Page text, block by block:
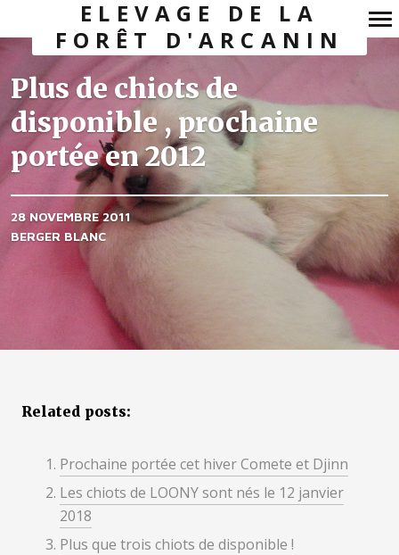
Navigation
principale
ELEVAGE DE LA
FORÊT D'ARCANIN
Plus de chiots de
disponible , prochaine
portée en 2012
28 NOVEMBRE 2011
BERGER BLANC
Related posts:
Prochaine portée cet hiver Comete et Djinn
Les chiots de LOONY sont nés le 12 janvier
2018
Plus que trois chiots de disponible !